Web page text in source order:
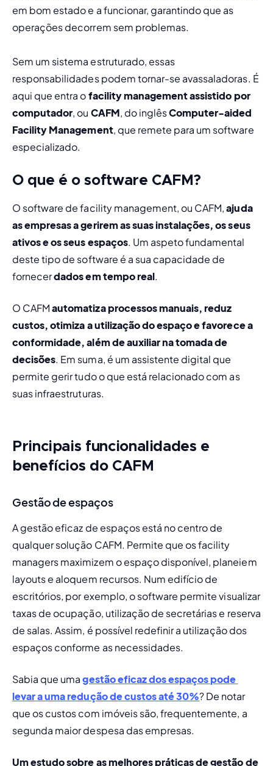
em bom estado e a funcionar, garantindo que as
operações decorrem sem problemas.
Sem um sistema estruturado, essas
responsabilidades podem tornar-se avassaladoras. É
aqui que entra o facility management assistido por
computador, ou CAFM, do inglês Computer-aided
Facility Management, que remete para um software
especializado.
O que é o software CAFM?
O software de facility management, ou CAFM, ajuda
as empresas a gerirem as suas instalações, os seus
ativos e os seus espaços. Um aspeto fundamental
deste tipo de software é a sua capacidade de
fornecer dados em tempo real.
O CAFM automatiza processos manuais, reduz
custos, otimiza a utilização do espaço e favorece a
conformidade, além de auxiliar na tomada de
decisões. Em suma, é um assistente digital que
permite gerir tudo o que está relacionado com as
suas infraestruturas.
Principais funcionalidades e
benefícios do CAFM
Gestão de espaços
A gestão eficaz de espaços está no centro de
qualquer solução CAFM. Permite que os facility
managers maximizem o espaço disponível, planeiem
layouts e aloquem recursos. Num edifício de
escritórios, por exemplo, o software permite visualizar
taxas de ocupação, utilização de secretárias e reserva
de salas. Assim, é possível redefinir a utilização dos
espaços conforme as necessidades.
Sabia que uma gestão eficaz dos espaços pode
levar a uma redução de custos até 30%? De notar
que os custos com imóveis são, frequentemente, a
segunda maior despesa das empresas.
Um estudo sobre as melhores práticas de gestão de